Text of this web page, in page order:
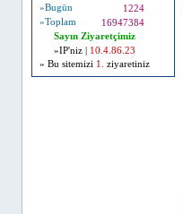
»Bugün
1224
»Toplam
16947384
Sayın Ziyaretçimiz
»IP'niz |
10.4.86.23
» Bu sitemizi 1. ziyaretiniz